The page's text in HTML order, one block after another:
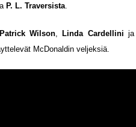
P. L. Traversista
Patrick Wilson ,Linda Cardellinija
McDonaldin veljeksiä.